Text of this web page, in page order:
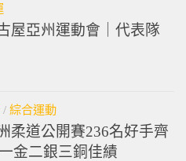
屋亞州運動會｜代表隊
/ 綜合運動
柔道公開賽236名好手齊
金二銀三銅佳績